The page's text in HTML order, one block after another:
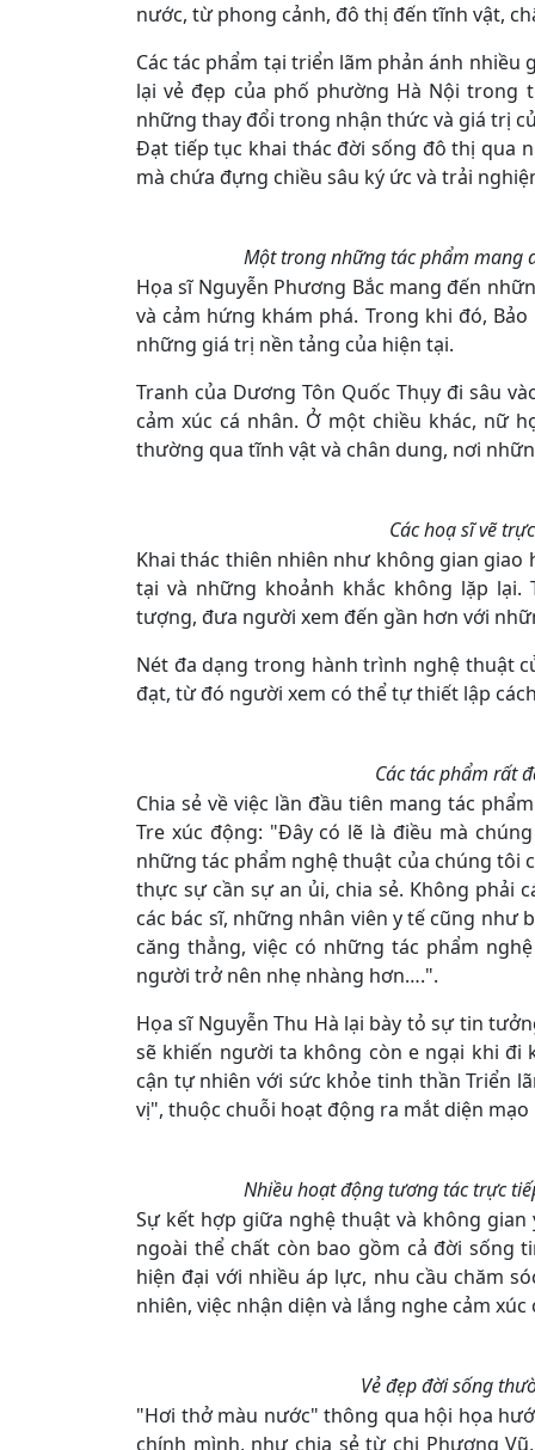
nước, từ phong cảnh, đô thị đến tĩnh vật,
Các tác phẩm tại triển lãm phản ánh nhiều
lại vẻ đẹp của phố phường Hà Nội trong
những thay đổi trong nhận thức và giá trị
Đạt tiếp tục khai thác đời sống đô thị qua
mà chứa đựng chiều sâu ký ức và trải
Một trong những tác phẩm mang
Họa sĩ Nguyễn Phương Bắc mang đến
và cảm hứng khám phá. Trong khi đó,
những giá trị nền tảng của hiện tại.
Tranh của Dương Tôn Quốc Thụy đi sâu
cảm xúc cá nhân. Ở một chiều khác, nữ
thường qua tĩnh vật và chân dung, nơi
Các hoạ sĩ vẽ
Khai thác thiên nhiên như không gian giao
tại và những khoảnh khắc không lặp
tượng, đưa người xem đến gần hơn với
Nét đa dạng trong hành trình nghệ thuật
đạt, từ đó người xem có thể tự thiết lập
Các tác phẩm rất
Chia sẻ về việc lần đầu tiên mang tác
Tre xúc động: "Đây có lẽ là điều mà
những tác phẩm nghệ thuật của chúng tôi
thực sự cần sự an ủi, chia sẻ. Không phải
các bác sĩ, những nhân viên y tế cũng như
căng thẳng, việc có những tác phẩm
người trở nên nhẹ nhàng hơn….".
Họa sĩ Nguyễn Thu Hà lại bày tỏ sự tin
sẽ khiến người ta không còn e ngại khi đi
cận tự nhiên với sức khỏe tinh thần Triển
vị", thuộc chuỗi hoạt động ra mắt diện mạo
Nhiều hoạt động tương tác trực
Sự kết hợp giữa nghệ thuật và không
ngoài thể chất còn bao gồm cả đời sống
hiện đại với nhiều áp lực, nhu cầu chăm
nhiên, việc nhận diện và lắng nghe cảm
Vẻ đẹp đời sống
"Hơi thở màu nước" thông qua hội họa
chính mình, như chia sẻ từ chị Phương